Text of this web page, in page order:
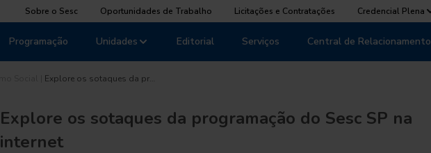
Sobre o Sesc Oportunidades de Trabalho Licitações e Contratações Credencial Plena
Unidades
Programação Editorial Serviços Central de Relacionamento
Explore os sotaques da pr…
Explore os sotaques da programação do Sesc SP na
internet